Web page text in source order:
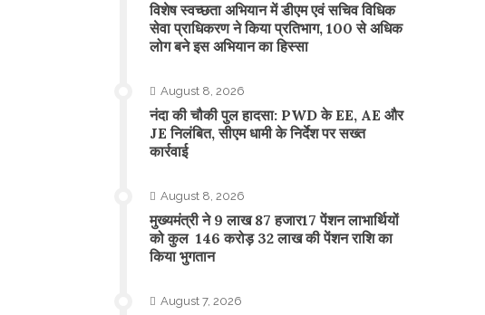
विशेष स्वच्छता अभियान में डीएम एवं सचिव विधिक
सेवा प्राधिकरण ने किया प्रतिभाग, 100 से अधिक
लोग बने इस अभियान का हिस्सा
August 8, 2026
नंदा की चौकी पुल हादसा: PWD के EE, AE और
JE निलंबित, सीएम धामी के निर्देश पर सख्त
कार्रवाई
August 8, 2026
मुख्यमंत्री ने 9 लाख 87 हजार17 पेंशन लाभार्थियों
को कुल 146 करोड़ 32 लाख की पेंशन राशि का
किया भुगतान
August 7, 2026